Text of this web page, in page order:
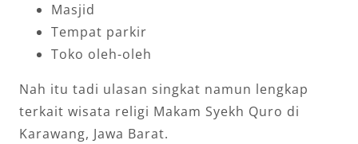
Masjid
Tempat parkir
Toko oleh-oleh
Nah itu tadi ulasan singkat namun lengkap
terkait wisata religi Makam Syekh Quro di
Karawang, Jawa Barat.